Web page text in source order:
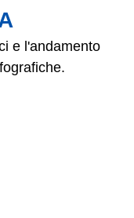
e l'andamento